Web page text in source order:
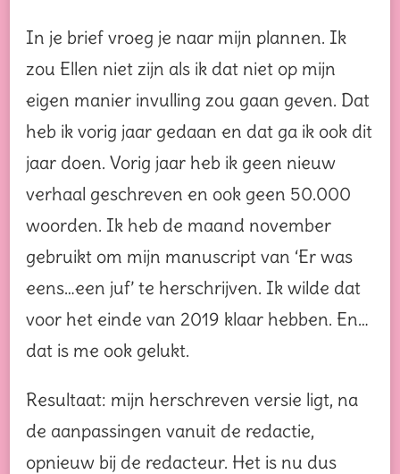
In je brief vroeg je naar mijn plannen. Ik
zou Ellen niet zijn als ik dat niet op mijn
eigen manier invulling zou gaan geven. Dat
heb ik vorig jaar gedaan en dat ga ik ook dit
jaar doen. Vorig jaar heb ik geen nieuw
verhaal geschreven en ook geen 50.000
woorden. Ik heb de maand november
gebruikt om mijn manuscript van ‘Er was
eens…een juf’ te herschrijven. Ik wilde dat
voor het einde van 2019 klaar hebben. En…
dat is me ook gelukt.
Resultaat: mijn herschreven versie ligt, na
de aanpassingen vanuit de redactie,
opnieuw bij de redacteur. Het is nu dus